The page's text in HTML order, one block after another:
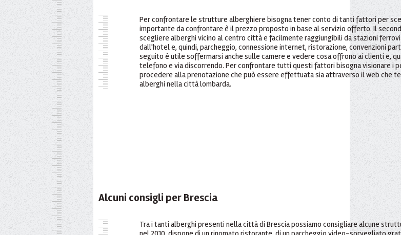
Per confrontare le strutture alberghiere bisogna tener conto di tanti fattori per
importante da confrontare è il prezzo proposto in base al servizio offerto. Il
scegliere alberghi vicino al centro città e facilmente raggiungibili da stazioni
dall'hotel e, quindi, parcheggio, connessione internet, ristorazione, convenzioni
seguito è utile soffermarsi anche sulle camere e vedere cosa offrono ai clienti e,
telefono e via discorrendo. Per confrontare tutti questi fattori bisogna visionare
procedere alla prenotazione che può essere effettuata sia attraverso il web che
alberghi nella città lombarda.
Alcuni consigli per Brescia
Tra i tanti alberghi presenti nella città di Brescia possiamo consigliare alcune